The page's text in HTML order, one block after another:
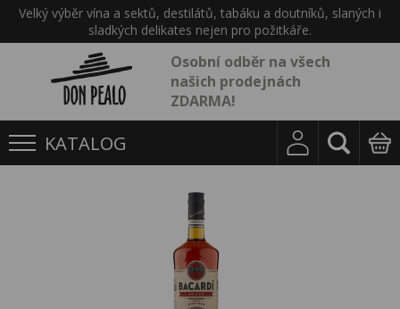
Velký výběr vína a sektů, destilátů, tabáku a doutníků, slaných i
sladkých delikates nejen pro požitkáře.
Osobní odběr na všech
našich prodejnách
ZDARMA!
KATALOG